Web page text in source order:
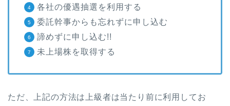
各社の優遇抽選を利用する
委託幹事からも忘れずに申し込む
諦めずに申し込む!!
未上場株を取得する
ただ、上記の方法は上級者は当たり前に利用してお